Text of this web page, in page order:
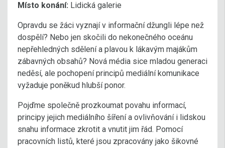
Místo konání: Lidická galerie
Opravdu se žáci vyznají v informační džungli lépe než
dospělí? Nebo jen skočili do nekonečného oceánu
nepřehledných sdělení a plavou k lákavým majákům
zábavných obsahů? Nová média sice mladou generaci
neděsí, ale pochopení principů mediální komunikace
vyžaduje poněkud hlubší ponor.
Pojďme společně prozkoumat povahu informací,
principy jejich mediálního šíření a ovlivňování i lidskou
snahu informace zkrotit a vnutit jim řád. Pomocí
pracovních listů, které jsou zpracovány jako šikovné